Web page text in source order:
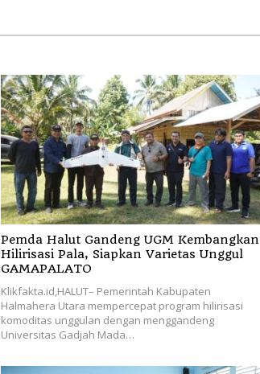
Pemda Halut Gandeng UGM Kembangkan
Hilirisasi Pala, Siapkan Varietas Unggul
GAMAPALATO
Klikfakta.id,HALUT– Pemerintah Kabupaten
Halmahera Utara mempercepat program hilirisasi
komoditas unggulan dengan menggandeng
Universitas Gadjah Mada…